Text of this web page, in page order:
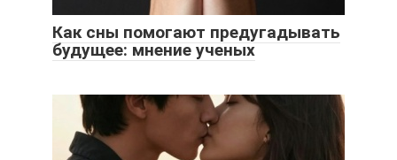
Как сны помогают предугадывать
будущее: мнение ученых